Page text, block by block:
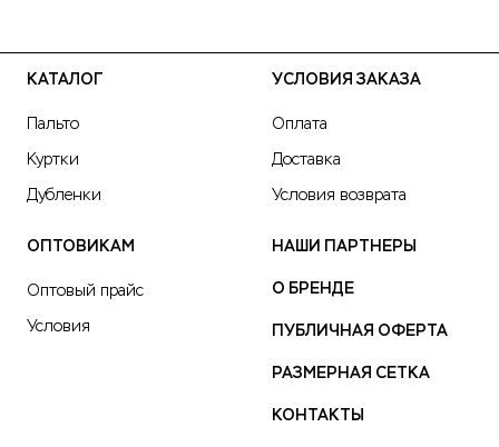
КАТАЛОГ
Пальто
Куртки
Дубленки
УСЛОВИЯ ЗАКАЗА
Оплата
Доставка
Условия возврата
ОПТОВИКАМ
Оптовый прайс
Условия
НАШИ ПАРТНЕРЫ
О БРЕНДЕ
ПУБЛИЧНАЯ ОФЕРТА
РАЗМЕРНАЯ СЕТКА
КОНТАКТЫ